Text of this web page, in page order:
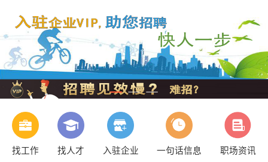
找工作 找人才 入驻企业 一句话信息
职场资讯